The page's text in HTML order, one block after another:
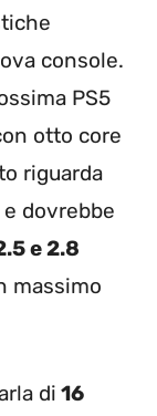
console.
PS5
otto core
riguarda
e dovrebbe
e 2.8
massimo
di 16